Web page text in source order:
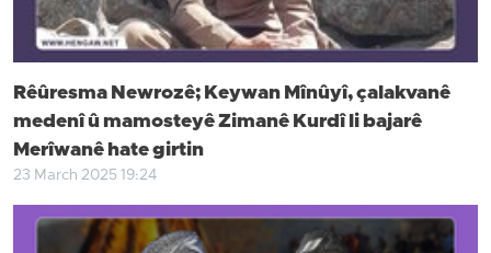
Rêûresma Newrozê; Keywan Mînûyî, çalakvanê
medenî û mamosteyê Zimanê Kurdî li bajarê
Merîwanê hate girtin
23 March 2025 19:24